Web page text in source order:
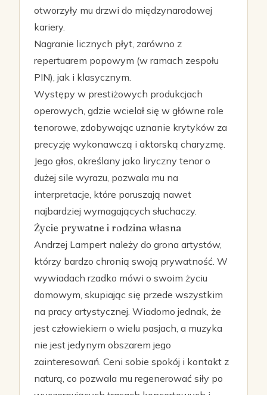
otworzyły mu drzwi do międzynarodowej
kariery.
Nagranie licznych płyt, zarówno z
repertuarem popowym (w ramach zespołu
PIN), jak i klasycznym.
Występy w prestiżowych produkcjach
operowych, gdzie wcielał się w główne role
tenorowe, zdobywając uznanie krytyków za
precyzję wykonawczą i aktorską charyzmę.
Jego głos, określany jako liryczny tenor o
dużej sile wyrazu, pozwala mu na
interpretacje, które poruszają nawet
najbardziej wymagających słuchaczy.
Życie prywatne i rodzina własna
Andrzej Lampert należy do grona artystów,
którzy bardzo chronią swoją prywatność. W
wywiadach rzadko mówi o swoim życiu
domowym, skupiając się przede wszystkim
na pracy artystycznej. Wiadomo jednak, że
jest człowiekiem o wielu pasjach, a muzyka
nie jest jedynym obszarem jego
zainteresowań. Ceni sobie spokój i kontakt z
naturą, co pozwala mu regenerować siły po